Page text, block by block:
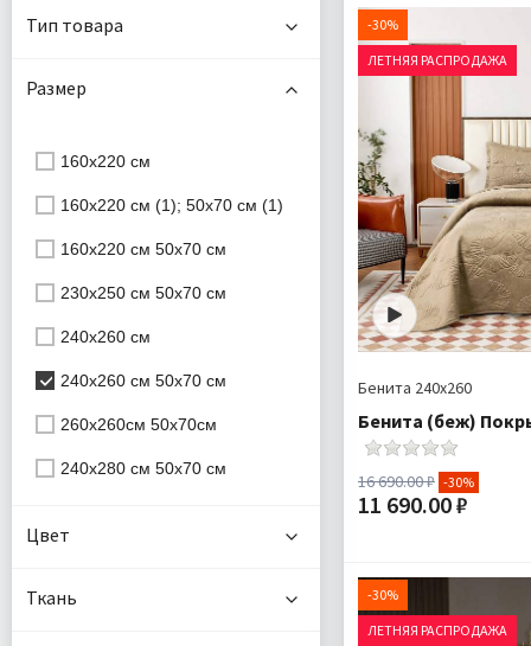
Наполнитель:
Комплектация:
-30%
ЛЕТНЯЯ РАСПРОДАЖА
Бенита 240х260
Бенита (беж)
16 690.00 ₽ -30%
11 690.00 ₽
Плотность:
Наполнитель:
Комплектация:
-30%
ЛЕТНЯЯ РАСПРОДАЖА
Тип товара
Размер
160х220 см
160х220 см (1); 50х70 см (1)
160х220 см 50х70 см
230х250 см 50х70 см
240х260 см
240х260 см 50х70 см
260х260см 50х70см
240х280 см 50х70 см
Цвет
Ткань